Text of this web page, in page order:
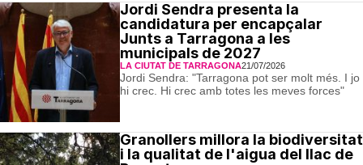
Jordi Sendra presenta la
candidatura per encapçalar
Junts a Tarragona a les
municipals de 2027
LA CIUTAT DE TARRAGONA21/07/2026
Jordi Sendra: "Tarragona pot ser molt més. I jo
hi crec. Hi crec amb totes les meves forces"
Granollers millora la biodiversitat
i la qualitat de l'aigua del llac de